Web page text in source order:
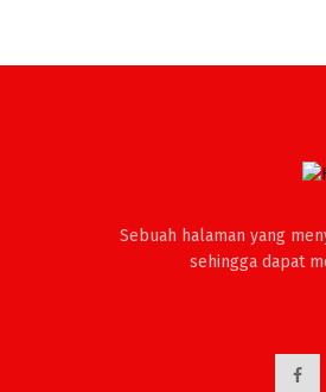
Sebuah halaman yang
sehingga dapat